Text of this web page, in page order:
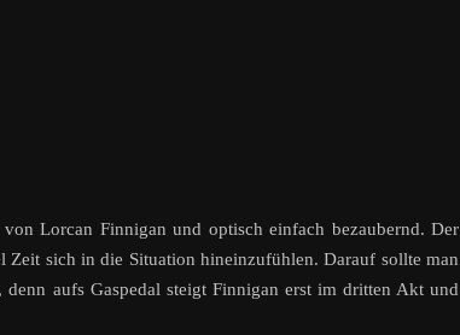
Lorcan Finnigan und optisch einfach bezaubernd. Der
sich in die Situation hineinzufühlen. Darauf sollte man
aufs Gaspedal steigt Finnigan erst im dritten Akt und